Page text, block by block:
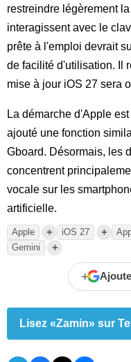
restreindre légèrement
interagissent avec le
prête à l'emploi devrait
de facilité d'utilisation. Il
mise à jour iOS 27 sera
La démarche d'Apple
ajouté une fonction
Gboard. Désormais, les
concentrent
vocale sur les
artificielle.
Apple + iOS 27 +
Gemini +
+
Lisez «Zamin» sur